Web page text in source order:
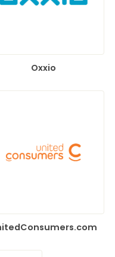
Oxxio